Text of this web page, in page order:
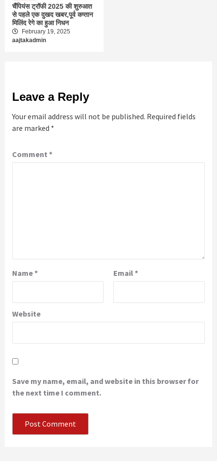
चैंपियंस ट्रॉफी 2025 की शुरुआत
से पहले एक दुखद खबर,पूर्व कप्तान
मिलिंद रेगे का हुआ निधन
February 19, 2025
aajtakadmin
Leave a Reply
Your email address will not be published. Required fields
are marked *
Comment *
Name* Email *
Website
Save my name, email, and website in this browser for
the next time I comment.